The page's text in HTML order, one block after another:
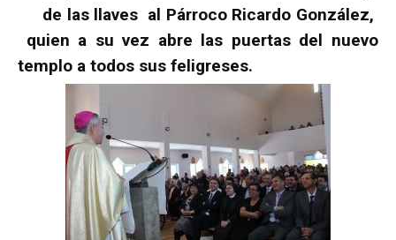
de las llaves al Párroco Ricardo González,
quien a su vez abre las puertas del nuevo
templo a todos sus feligreses.